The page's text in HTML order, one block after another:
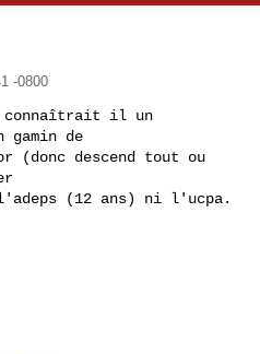
-0800
connaîtrait il un
gamin de
(donc descend tout ou
l'adeps (12 ans) ni l'ucpa.